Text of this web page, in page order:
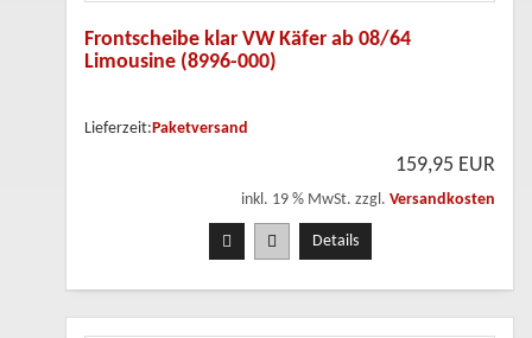
Frontscheibe klar VW Käfer ab 08/64
Limousine (8996-000)
Lieferzeit: Paketversand
159,95 EUR
inkl. 19 % MwSt. zzgl. Versandkosten
Details